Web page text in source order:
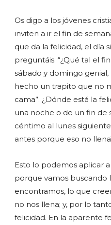
Os digo a los jóvenes
inviten a ir el fin de
que da la felicidad, el día
preguntáis: “¿Qué tal el
sábado y domingo
hecho un trapito que no
cama”. ¿Dónde está la
una noche o de un fin de
céntimo al lunes
antes porque eso no
Esto lo podemos aplicar
porque vamos buscando
encontramos, lo que
no nos llena; y, por lo
felicidad. En la aparente